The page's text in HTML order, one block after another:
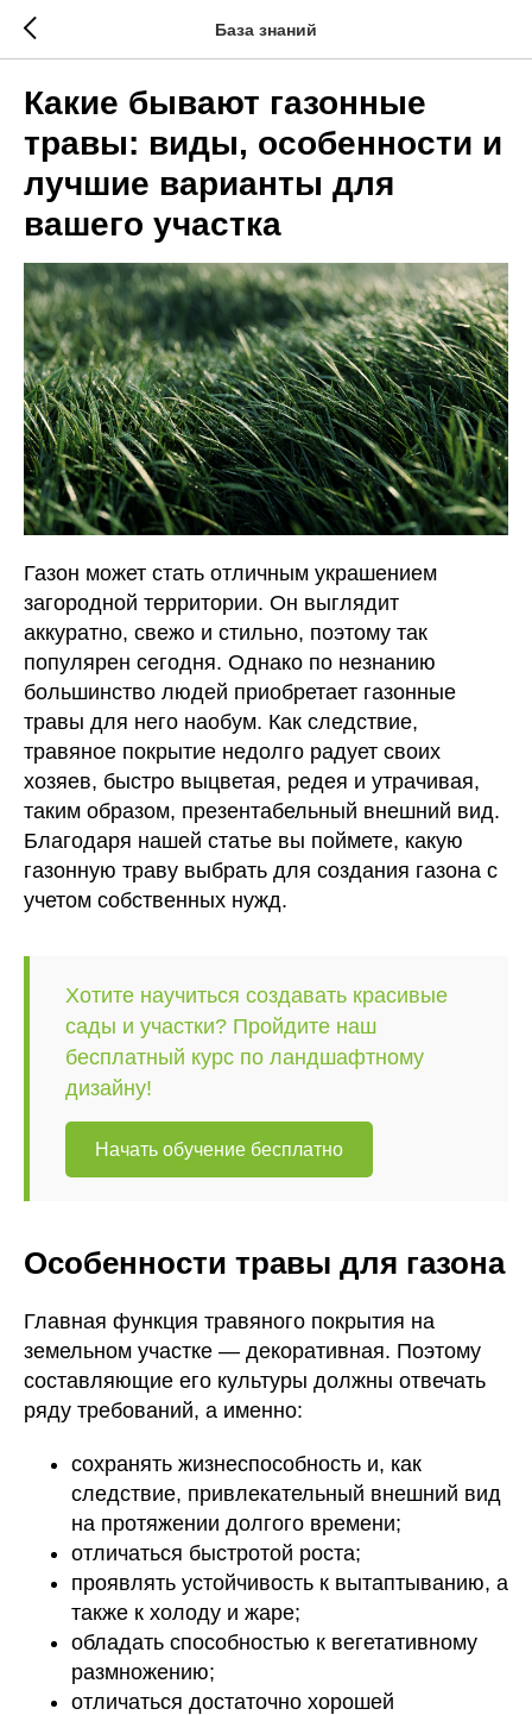
База знаний
Какие бывают газонные
травы: виды, особенности и
лучшие варианты для
вашего участка
Газон может стать отличным украшением
загородной территории. Он выглядит
аккуратно, свежо и стильно, поэтому так
популярен сегодня. Однако по незнанию
большинство людей приобретает газонные
травы для него наобум. Как следствие,
травяное покрытие недолго радует своих
хозяев, быстро выцветая, редея и утрачивая,
таким образом, презентабельный внешний вид.
Благодаря нашей статье вы поймете, какую
газонную траву выбрать для создания газона с
учетом собственных нужд.
Хотите научиться создавать красивые
сады и участки? Пройдите наш
бесплатный курс по ландшафтному
дизайну!
Начать обучение бесплатно
Особенности травы для газона
Главная функция травяного покрытия на
земельном участке — декоративная. Поэтому
составляющие его культуры должны отвечать
ряду требований, а именно:
сохранять жизнеспособность и, как
следствие, привлекательный внешний вид
на протяжении долгого времени;
отличаться быстротой роста;
проявлять устойчивость к вытаптыванию, а
также к холоду и жаре;
обладать способностью к вегетативному
размножению;
отличаться достаточно хорошей